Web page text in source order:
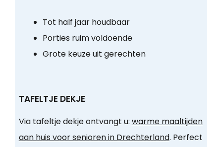
Tot half jaar houdbaar
Porties ruim voldoende
Grote keuze uit gerechten
TAFELTJE DEKJE
Via tafeltje dekje ontvangt u: warme maaltijden
aan huis voor senioren in Drechterland. Perfect